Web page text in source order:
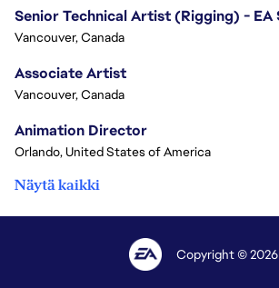
Vancouver, Canada
Associate Artist
Vancouver, Canada
Animation Director
Orlando, United States of America
Näytä kaikki
Copyright © 2026